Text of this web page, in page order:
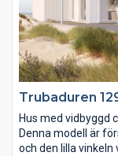
Trubaduren
Hus med vidbyggd
Denna modell är
och den lilla